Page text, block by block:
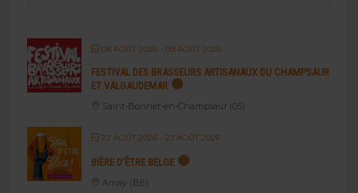
08 AOÛT 2026- 09 AOÛT 2026
FESTIVAL DES BRASSEURS ARTISANAUX DU CHAMPSAUR
ET VALGAUDEMAR
Saint-Bonnet-en-Champsaur (05)
22 AOÛT 2026- 23 AOÛT 2026
BIÈRE D’ÊTRE BELGE
Amay (BE)